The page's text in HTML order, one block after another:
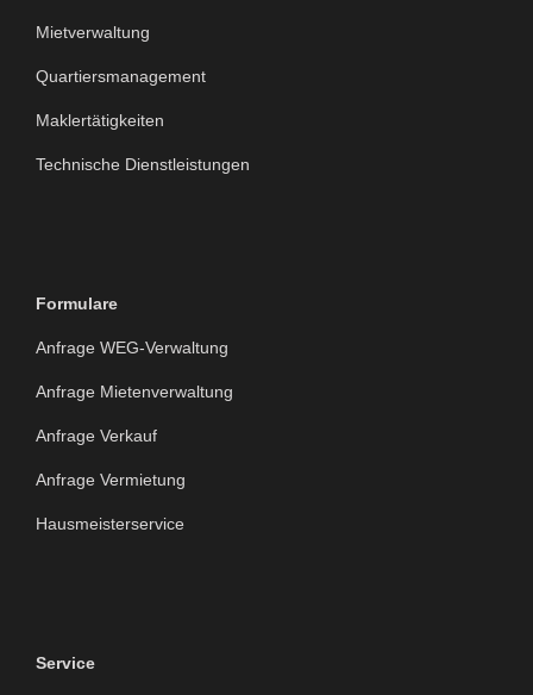
Mietverwaltung
Quartiersmanagement
Maklertätigkeiten
Technische Dienstleistungen
Formulare
Anfrage WEG-Verwaltung
Anfrage Mietenverwaltung
Anfrage Verkauf
Anfrage Vermietung
Hausmeisterservice
Service